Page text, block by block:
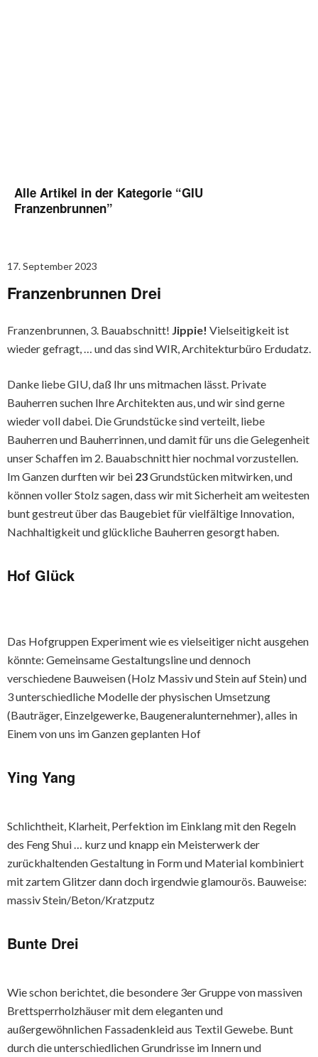
Alle Artikel in der Kategorie “GIU
Franzenbrunnen”
17. September 2023
Franzenbrunnen Drei
Franzenbrunnen, 3. Bauabschnitt! Jippie! Vielseitigkeit ist
wieder gefragt, … und das sind WIR, Architekturbüro Erdudatz.
Danke liebe GIU, daß Ihr uns mitmachen lässt. Private
Bauherren suchen Ihre Architekten aus, und wir sind gerne
wieder voll dabei. Die Grundstücke sind verteilt, liebe
Bauherren und Bauherrinnen, und damit für uns die Gelegenheit
unser Schaffen im 2. Bauabschnitt hier nochmal vorzustellen.
Im Ganzen durften wir bei 23Grundstücken mitwirken, und
können voller Stolz sagen, dass wir mit Sicherheit am weitesten
bunt gestreut über das Baugebiet für vielfältige Innovation,
Nachhaltigkeit und glückliche Bauherren gesorgt haben.
Hof Glück
Das Hofgruppen Experiment wie es vielseitiger nicht ausgehen
könnte: Gemeinsame Gestaltungsline und dennoch
verschiedene Bauweisen (Holz Massiv und Stein auf Stein) und
3 unterschiedliche Modelle der physischen Umsetzung
(Bauträger, Einzelgewerke, Baugeneralunternehmer), alles in
Einem von uns im Ganzen geplanten Hof
Ying Yang
Schlichtheit, Klarheit, Perfektion im Einklang mit den Regeln
des Feng Shui … kurz und knapp ein Meisterwerk der
zurückhaltenden Gestaltung in Form und Material kombiniert
mit zartem Glitzer dann doch irgendwie glamourös. Bauweise:
massiv Stein/Beton/Kratzputz
Bunte Drei
Wie schon berichtet, die besondere 3er Gruppe von massiven
Brettsperrholzhäuser mit dem eleganten und
außergewöhnlichen Fassadenkleid aus Textil Gewebe. Bunt
durch die unterschiedlichen Grundrisse im Innern und